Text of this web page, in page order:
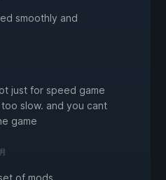
smoothly and
just for speed game
slow. and you cant
game